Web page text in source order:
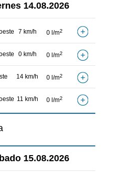
14.08.2026
7 km/h 0 l/m2
0 km/h 0 l/m2
14 km/h 0 l/m2
11 km/h 0 l/m2
15.08.2026